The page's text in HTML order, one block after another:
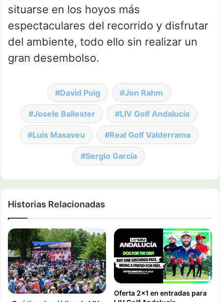
situarse en los hoyos más
espectaculares del recorrido y disfrutar
del ambiente, todo ello sin realizar un
gran desembolso.
David Puig Jon Rahm
Josele Ballester LIV Golf Andalucia
Luis Masaveu Real Golf Valderrama
Sergio García
Historias Relacionadas
Oferta 2×1 en entradas para